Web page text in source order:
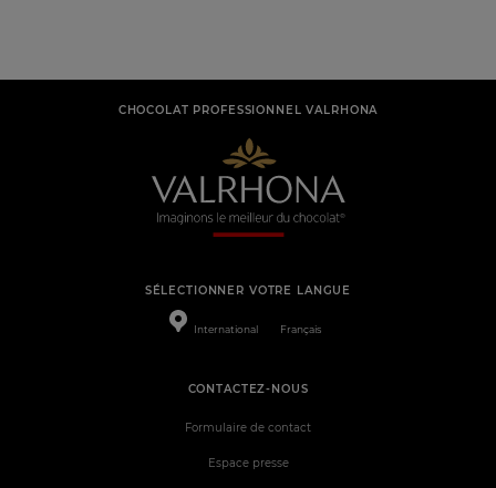
CHOCOLAT PROFESSIONNEL VALRHONA
SÉLECTIONNER VOTRE LANGUE
International Français
CONTACTEZ-NOUS
Formulaire de contact
Espace presse